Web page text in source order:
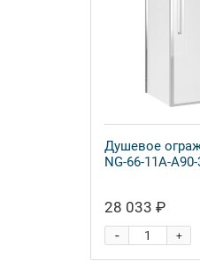
Душевое
NG-66-11A-
28 033 ₽
+
-